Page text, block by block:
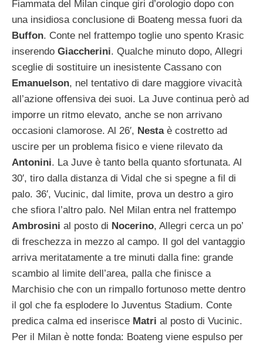
Fiammata del Milan cinque giri d’orologio dopo con
una insidiosa conclusione di Boateng messa fuori da
Buffon. Conte nel frattempo toglie uno spento Krasic
inserendo Giaccherini. Qualche minuto dopo, Allegri
sceglie di sostituire un inesistente Cassano con
Emanuelson, nel tentativo di dare maggiore vivacità
all’azione offensiva dei suoi. La Juve continua però ad
imporre un ritmo elevato, anche se non arrivano
occasioni clamorose. Al 26′, Nestaè costretto ad
uscire per un problema fisico e viene rilevato da
Antonini. La Juve è tanto bella quanto sfortunata. Al
30′, tiro dalla distanza di Vidal che si spegne a fil di
palo. 36′, Vucinic, dal limite, prova un destro a giro
che sfiora l’altro palo. Nel Milan entra nel frattempo
Ambrosini al posto di Nocerino, Allegri cerca un po’
di freschezza in mezzo al campo. Il gol del vantaggio
arriva meritatamente a tre minuti dalla fine: grande
scambio al limite dell’area, palla che finisce a
Marchisio che con un rimpallo fortunoso mette dentro
il gol che fa esplodere lo Juventus Stadium. Conte
predica calma ed inserisce Matri al posto di Vucinic.
Per il Milan è notte fonda: Boateng viene espulso per